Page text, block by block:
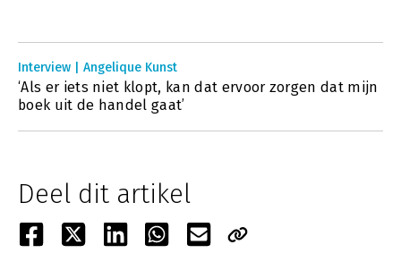
Interview | Angelique Kunst
‘Als er iets niet klopt, kan dat ervoor zorgen dat mijn
boek uit de handel gaat’
Deel dit artikel